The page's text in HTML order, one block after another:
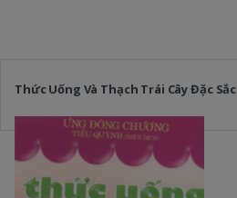
Thức Uống Và Thạch Trái Cây Đặc Sắc